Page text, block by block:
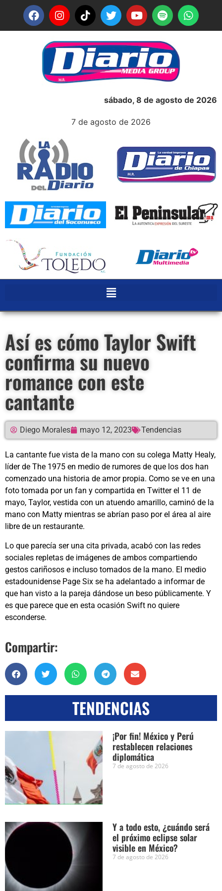
sábado, 8 de agosto de 2026
7 de agosto de 2026
Así es cómo Taylor Swift
confirma su nuevo
romance con este
cantante
Diego Morales mayo 12, 2023 Tendencias
La cantante fue vista de la mano con su colega Matty Healy,
líder de The 1975 en medio de rumores de que los dos han
comenzado una historia de amor propia. Como se ve en una
foto tomada por un fan y compartida en Twitter el 11 de
mayo, Taylor, vestida con un atuendo amarillo, caminó de la
mano con Matty mientras se abrían paso por el área al aire
libre de un restaurante.
Lo que parecía ser una cita privada, acabó con las redes
sociales repletas de imágenes de ambos compartiendo
gestos cariñosos e incluso tomados de la mano. El medio
estadounidense Page Six se ha adelantado a informar de
que han visto a la pareja dándose un beso públicamente. Y
es que parece que en esta ocasión Swift no quiere
esconderse.
Compartir:
TENDENCIAS
¡Por fin! México y Perú
restablecen relaciones
diplomática
7 de agosto de 2026
Y a todo esto, ¿cuándo será
el próximo eclipse solar
visible en México?
7 de agosto de 2026